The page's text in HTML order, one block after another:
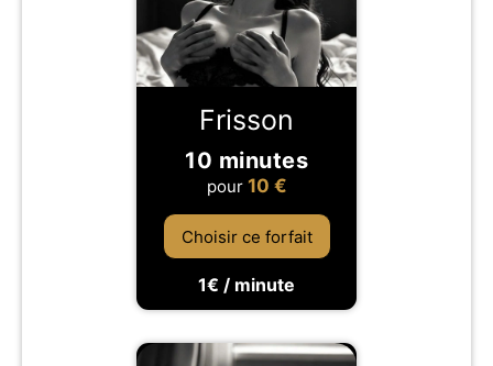
Frisson
10 minutes
pour 10 €
Choisir ce forfait
1€ / minute